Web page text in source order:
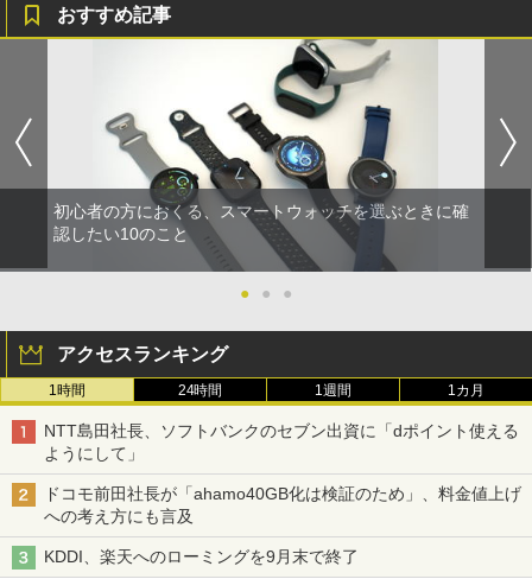
おすすめ記事
初心者の方におくる、スマートウォッチを選ぶときに確
認したい10のこと
● ● ●
アクセスランキング
1時間 24時間 1週間 1カ月
NTT島田社長、ソフトバンクのセブン出資に「dポイント使える
ようにして」
ドコモ前田社長が「ahamo40GB化は検証のため」、料金値上げ
への考え方にも言及
KDDI、楽天へのローミングを9月末で終了